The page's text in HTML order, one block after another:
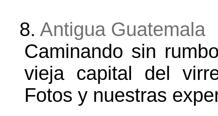
8. Antigua Guatemala
Caminando sin
vieja capital del
Fotos y nuestras